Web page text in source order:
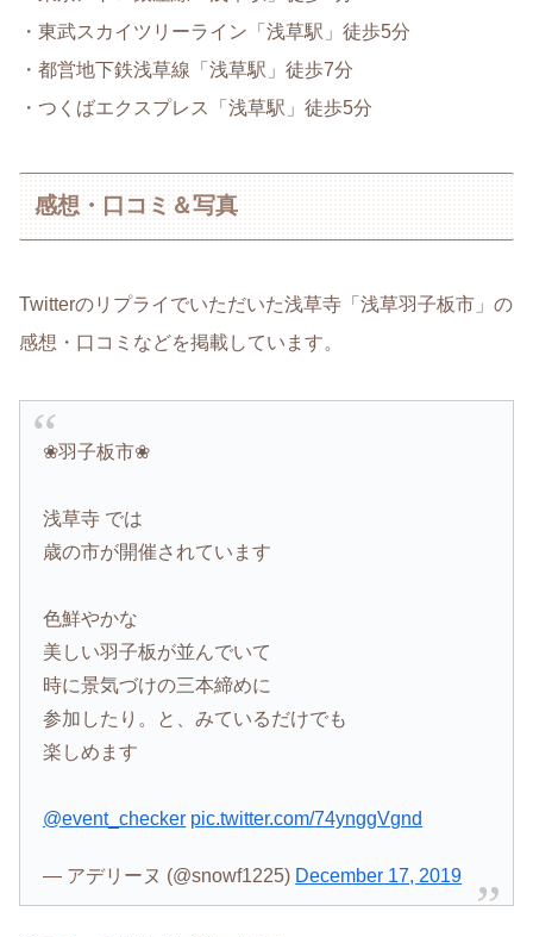
・東武スカイツリーライン「浅草駅」徒歩5分
・都営地下鉄浅草線「浅草駅」徒歩7分
・つくばエクスプレス「浅草駅」徒歩5分
感想・口コミ＆写真
Twitterのリプライでいただいた浅草寺「浅草羽子板市」の
感想・口コミなどを掲載しています。
❀羽子板市❀
浅草寺 では
歳の市が開催されています
色鮮やかな
美しい羽子板が並んでいて
時に景気づけの三本締めに
参加したり。と、みているだけでも
楽しめます
@event_checker pic.twitter.com/74ynggVgnd
— アデリーヌ (@snowf1225) December 17, 2019